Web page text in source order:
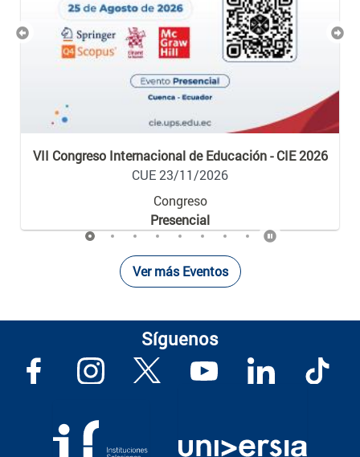
VII Congreso Internacional de Educación - CIE 2026
CUE 23/11/2026
Congreso
Presencial
Previous
Ver más Eventos
Síguenos